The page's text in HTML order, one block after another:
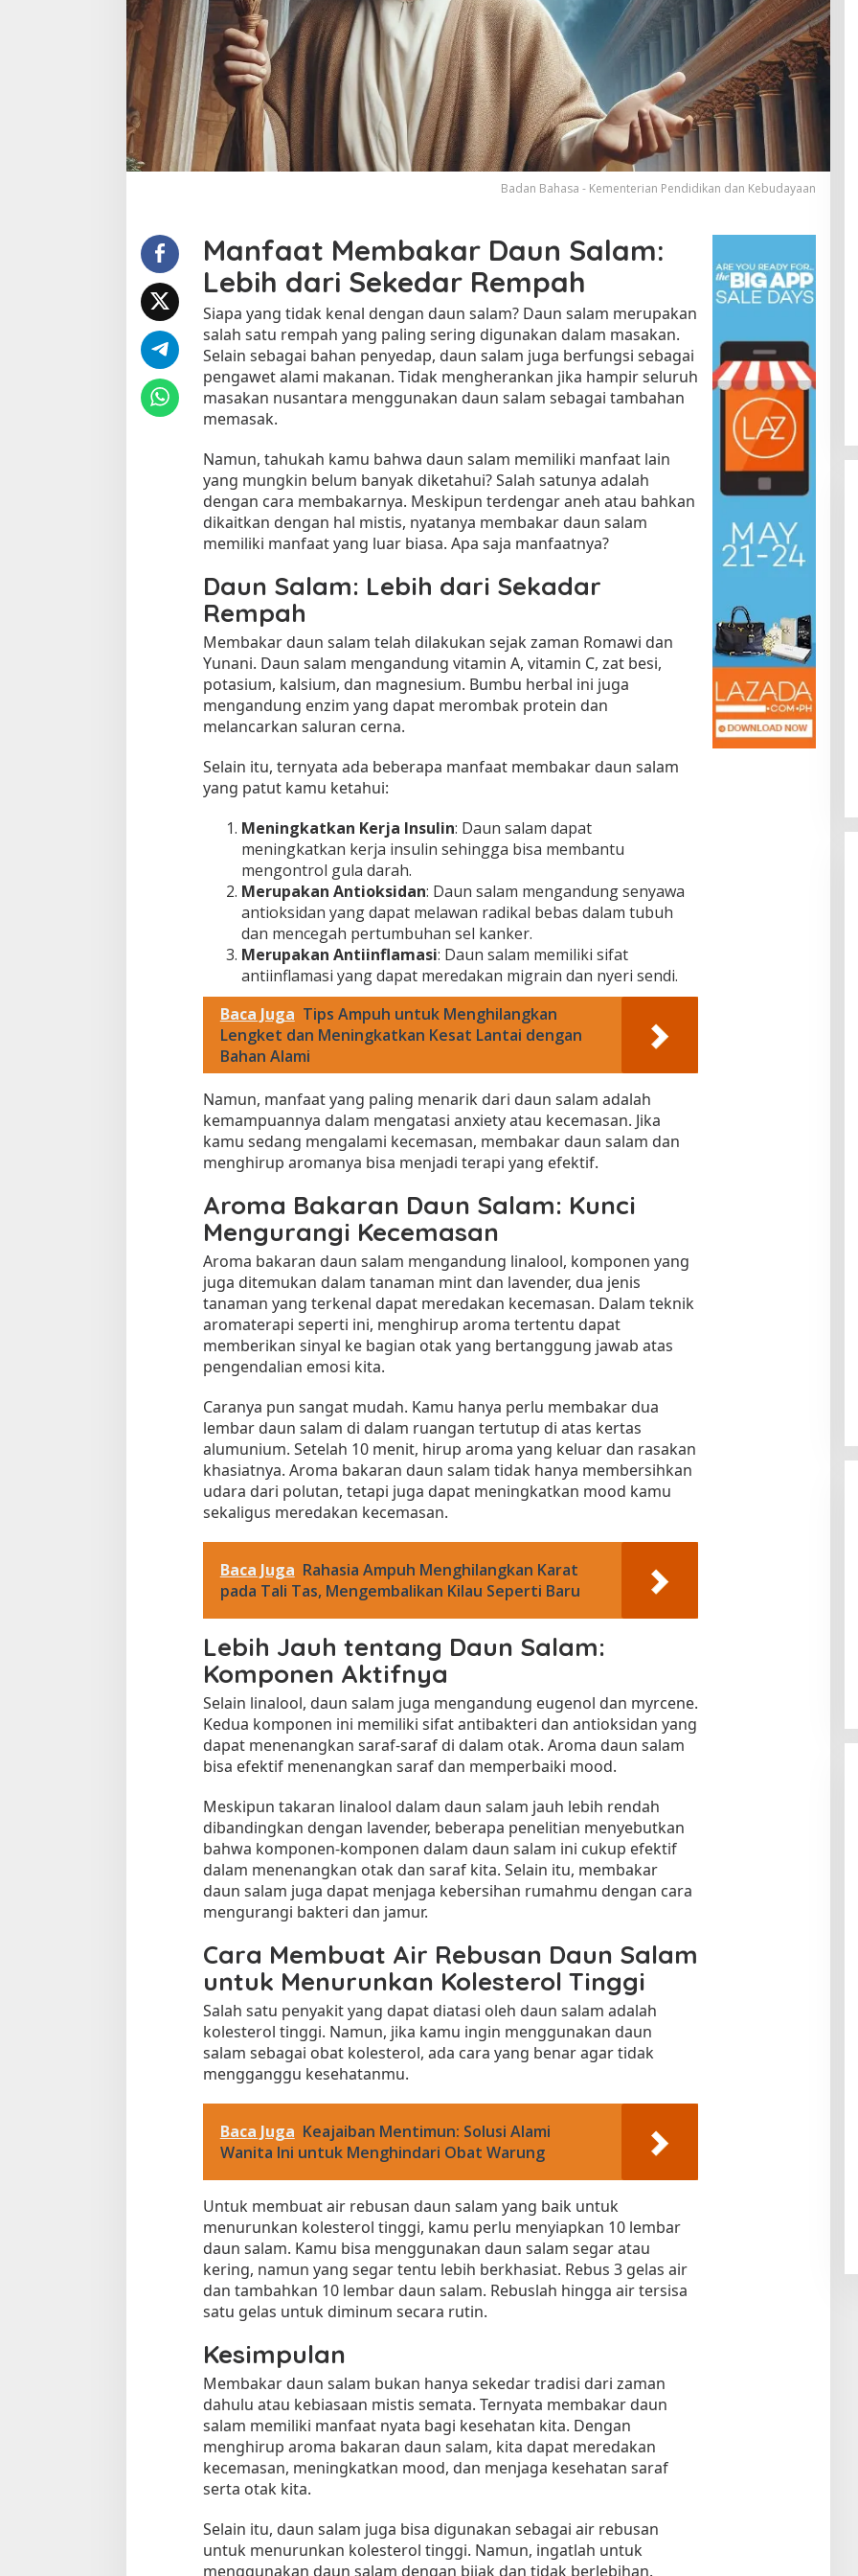
u
m
S
e
t
e
l
m
b
a
k
a
r
D
u
a
l
a
m
Badan Bahasa - Kementerian Pendidikan dan Kebudayaan
Manfaat Membakar Daun Salam:
Lebih dari Sekedar Rempah
Siapa yang tidak kenal dengan daun salam? Daun salam merupakan
salah satu rempah yang paling sering digunakan dalam masakan.
Selain sebagai bahan penyedap, daun salam juga berfungsi sebagai
pengawet alami makanan. Tidak mengherankan jika hampir seluruh
masakan nusantara menggunakan daun salam sebagai tambahan
memasak.
Namun, tahukah kamu bahwa daun salam memiliki manfaat lain
yang mungkin belum banyak diketahui? Salah satunya adalah
dengan cara membakarnya. Meskipun terdengar aneh atau bahkan
dikaitkan dengan hal mistis, nyatanya membakar daun salam
memiliki manfaat yang luar biasa. Apa saja manfaatnya?
Daun Salam: Lebih dari Sekadar
Rempah
Membakar daun salam telah dilakukan sejak zaman Romawi dan
Yunani. Daun salam mengandung vitamin A, vitamin C, zat besi,
potasium, kalsium, dan magnesium. Bumbu herbal ini juga
mengandung enzim yang dapat merombak protein dan
melancarkan saluran cerna.
Selain itu, ternyata ada beberapa manfaat membakar daun salam
yang patut kamu ketahui:
Meningkatkan Kerja Insulin: Daun salam dapat
meningkatkan kerja insulin sehingga bisa membantu
mengontrol gula darah.
Merupakan Antioksidan: Daun salam mengandung senyawa
antioksidan yang dapat melawan radikal bebas dalam tubuh
dan mencegah pertumbuhan sel kanker.
Merupakan Antiinflamasi: Daun salam memiliki sifat
antiinflamasi yang dapat meredakan migrain dan nyeri sendi.
Baca Juga Tips Ampuh untuk Menghilangkan
Lengket dan Meningkatkan Kesat Lantai dengan
Bahan Alami
Namun, manfaat yang paling menarik dari daun salam adalah
kemampuannya dalam mengatasi anxiety atau kecemasan. Jika
kamu sedang mengalami kecemasan, membakar daun salam dan
menghirup aromanya bisa menjadi terapi yang efektif.
Aroma Bakaran Daun Salam: Kunci
Mengurangi Kecemasan
Aroma bakaran daun salam mengandung linalool, komponen yang
juga ditemukan dalam tanaman mint dan lavender, dua jenis
tanaman yang terkenal dapat meredakan kecemasan. Dalam teknik
aromaterapi seperti ini, menghirup aroma tertentu dapat
memberikan sinyal ke bagian otak yang bertanggung jawab atas
pengendalian emosi kita.
Caranya pun sangat mudah. Kamu hanya perlu membakar dua
lembar daun salam di dalam ruangan tertutup di atas kertas
alumunium. Setelah 10 menit, hirup aroma yang keluar dan rasakan
khasiatnya. Aroma bakaran daun salam tidak hanya membersihkan
udara dari polutan, tetapi juga dapat meningkatkan mood kamu
sekaligus meredakan kecemasan.
Baca Juga Rahasia Ampuh Menghilangkan Karat
pada Tali Tas, Mengembalikan Kilau Seperti Baru
Lebih Jauh tentang Daun Salam:
Komponen Aktifnya
Selain linalool, daun salam juga mengandung eugenol dan myrcene.
Kedua komponen ini memiliki sifat antibakteri dan antioksidan yang
dapat menenangkan saraf-saraf di dalam otak. Aroma daun salam
bisa efektif menenangkan saraf dan memperbaiki mood.
Meskipun takaran linalool dalam daun salam jauh lebih rendah
dibandingkan dengan lavender, beberapa penelitian menyebutkan
bahwa komponen-komponen dalam daun salam ini cukup efektif
dalam menenangkan otak dan saraf kita. Selain itu, membakar
daun salam juga dapat menjaga kebersihan rumahmu dengan cara
mengurangi bakteri dan jamur.
Cara Membuat Air Rebusan Daun Salam
untuk Menurunkan Kolesterol Tinggi
Salah satu penyakit yang dapat diatasi oleh daun salam adalah
kolesterol tinggi. Namun, jika kamu ingin menggunakan daun
salam sebagai obat kolesterol, ada cara yang benar agar tidak
mengganggu kesehatanmu.
Baca Juga Keajaiban Mentimun: Solusi Alami
Wanita Ini untuk Menghindari Obat Warung
Untuk membuat air rebusan daun salam yang baik untuk
menurunkan kolesterol tinggi, kamu perlu menyiapkan 10 lembar
daun salam. Kamu bisa menggunakan daun salam segar atau
kering, namun yang segar tentu lebih berkhasiat. Rebus 3 gelas air
dan tambahkan 10 lembar daun salam. Rebuslah hingga air tersisa
satu gelas untuk diminum secara rutin.
Kesimpulan
Membakar daun salam bukan hanya sekedar tradisi dari zaman
dahulu atau kebiasaan mistis semata. Ternyata membakar daun
salam memiliki manfaat nyata bagi kesehatan kita. Dengan
menghirup aroma bakaran daun salam, kita dapat meredakan
kecemasan, meningkatkan mood, dan menjaga kesehatan saraf
serta otak kita.
Selain itu, daun salam juga bisa digunakan sebagai air rebusan
untuk menurunkan kolesterol tinggi. Namun, ingatlah untuk
menggunakan daun salam dengan bijak dan tidak berlebihan.
Tempat Makan All You Can Eat di
3 Januari 2025
Tempat Makan di Kota Baru Jambi
Di Daerah, Jambi, Travel | 3 Januari 2025
Tempat Makan Kepiting di Jambi
Di Daerah, Jambi, Travel | 3 Januari 2025